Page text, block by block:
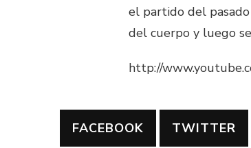
el partido del
del cuerpo y luego
http://
FACEBOOK TWITTER